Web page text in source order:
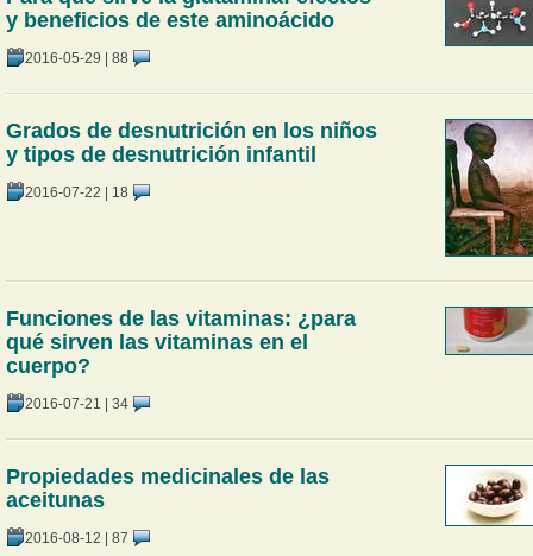
y beneficios de este aminoácido
2016-05-29 | 88
Grados de desnutrición en los niños
y tipos de desnutrición infantil
2016-07-22 | 18
Funciones de las vitaminas: ¿para
qué sirven las vitaminas en el
cuerpo?
2016-07-21 | 34
Propiedades medicinales de las
aceitunas
2016-08-12 | 87